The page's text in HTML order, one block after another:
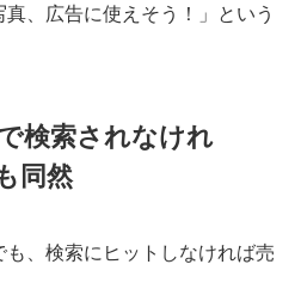
、広告に使えそう！」という
検索されなけれ
同然
、検索にヒットしなければ売